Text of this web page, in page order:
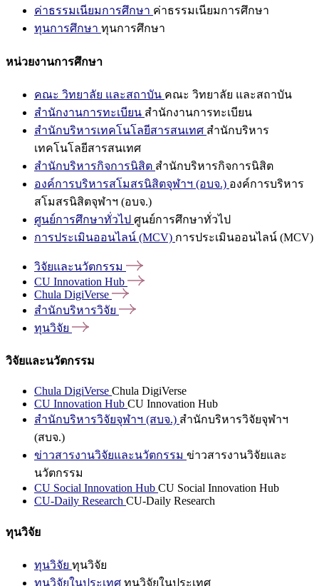
ค่าธรรมเนียมการศึกษา ค่าธรรมเนียมการศึกษา
ทุนการศึกษา ทุนการศึกษา
หน่วยงานการศึกษา
คณะ วิทยาลัย และสถาบัน คณะ วิทยาลัย และสถาบัน
สำนักงานการทะเบียน สำนักงานการทะเบียน
สำนักบริหารเทคโนโลยีสารสนเทศ สำนักบริหาร
เทคโนโลยีสารสนเทศ
สำนักบริหารกิจการนิสิต สำนักบริหารกิจการนิสิต
องค์การบริหารสโมสรนิสิตจุฬาฯ (อบจ.) องค์การบริหาร
สโมสรนิสิตจุฬาฯ (อบจ.)
ศูนย์การศึกษาทั่วไป ศูนย์การศึกษาทั่วไป
การประเมินออนไลน์ (MCV) การประเมินออนไลน์ (MCV)
วิจัยและนวัตกรรม
CU Innovation Hub
Chula DigiVerse
สำนักบริหารวิจัย
ทุนวิจัย
วิจัยและนวัตกรรม
Chula DigiVerse Chula DigiVerse
CU Innovation Hub CU Innovation Hub
สำนักบริหารวิจัยจุฬาฯ (สบจ.) สำนักบริหารวิจัยจุฬาฯ
(สบจ.)
ข่าวสารงานวิจัยและนวัตกรรม ข่าวสารงานวิจัยและ
นวัตกรรม
CU Social Innovation Hub CU Social Innovation Hub
CU-Daily Research CU-Daily Research
ทุนวิจัย
ทุนวิจัย ทุนวิจัย
ทุนวิจัยในประเทศ ทุนวิจัยในประเทศ